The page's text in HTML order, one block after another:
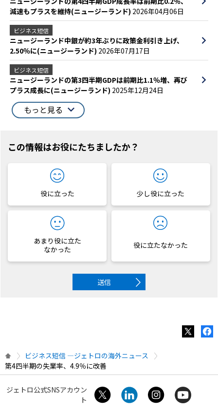
減速もプラスを維持(ニュージーランド) 2026年04月06日
ビジネス短信
ニュージーランド中銀が約3年ぶりに政策金利引き上げ、
2.50％に(ニュージーランド) 2026年07月17日
ビジネス短信
ニュージーランドの第3四半期GDPは前期比1.1％増、再び
プラス成長に(ニュージーランド) 2025年12月24日
もっと見る
この情報はお役にたちましたか？
役に立った 少し役に立った
あまり役に立た
なかった
役に立たなかった
送信
ビジネス短信 ―ジェトロの海外ニュース
第4四半期の失業率、4.9％に改善
ジェトロ公式SNSアカウン
ト